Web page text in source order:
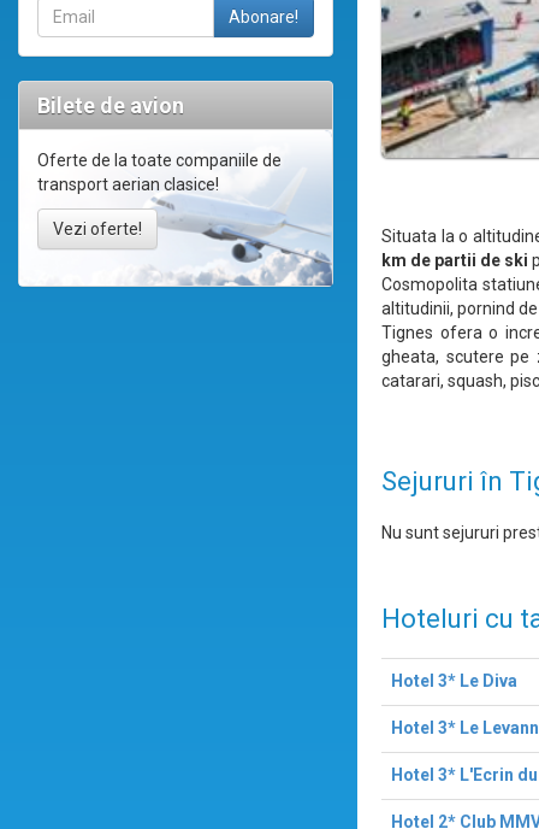
Bilete de avion
Oferte de la toate companiile de
transport aerian clasice!
Vezi oferte!
Situata la o
km de partii de ski
Cosmopolita
altitudinii, pornind
Tignes ofera o
gheata, scutere pe
catarari, squash,
Sejururi în
Nu sunt sejururi
Hoteluri cu
Hotel 3* Le Diva
Hotel 3* Le
Hotel 3* L'Ecrin
Hotel 2* Club